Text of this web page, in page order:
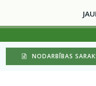
NODARBĪBAS